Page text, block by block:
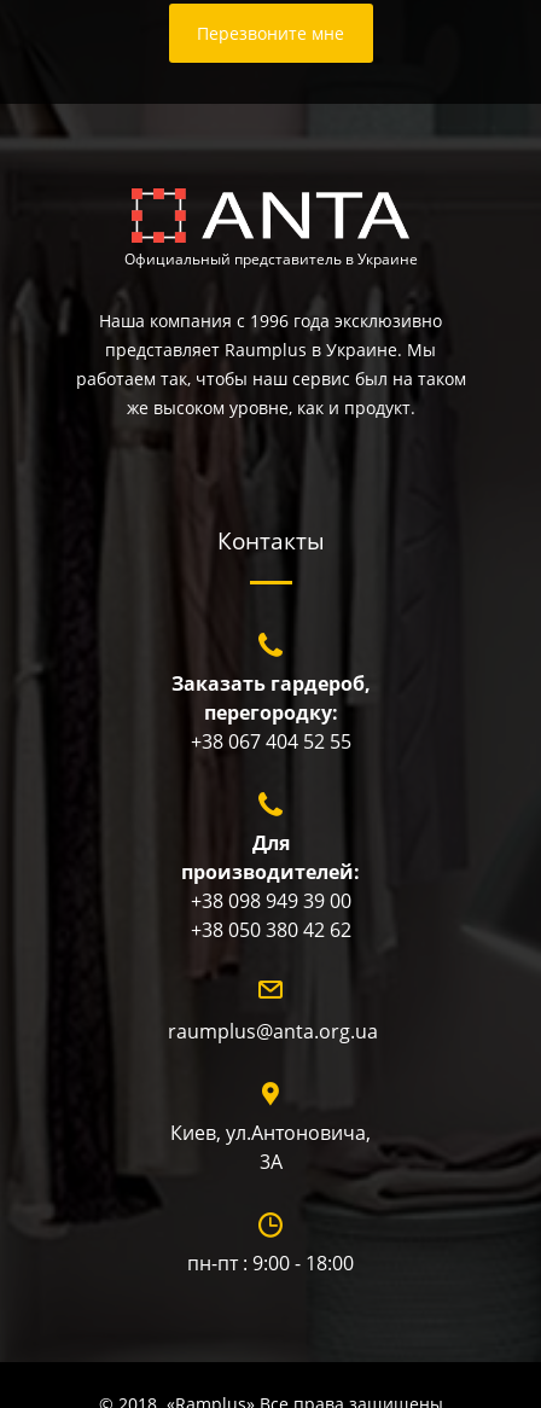
Перезвоните мне
Официальный представитель в Украине
Наша компания с 1996 года эксклюзивно
представляет Raumplus в Украине. Мы
работаем так, чтобы наш сервис был на таком
же высоком уровне, как и продукт.
Контакты
Заказать гардероб,
перегородку:
+38 067 404 52 55
Для
производителей:
+38 098 949 39 00
+38 050 380 42 62
raumplus@anta.org.ua
Киев, ул.Антоновича,
3А
пн-пт : 9:00 - 18:00
© 2018. «Ramplus» Все права защищены